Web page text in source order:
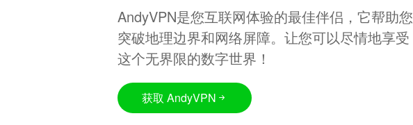
AndyVPN是您互联网体验的最佳伴侣，它帮助您
突破地理边界和网络屏障。让您可以尽情地享受
这个无界限的数字世界！
获取 AndyVPN